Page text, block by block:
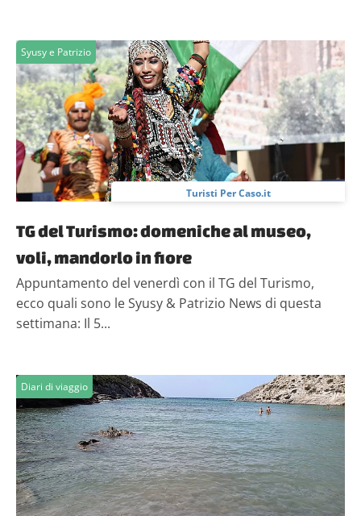
Syusy e Patrizio
Turisti Per Caso.it
TG del Turismo: domeniche al museo,
voli, mandorlo in fiore
Appuntamento del venerdì con il TG del Turismo,
ecco quali sono le Syusy & Patrizio News di questa
settimana: Il 5...
Diari di viaggio